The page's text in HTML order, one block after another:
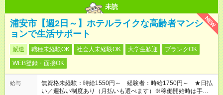
未読
NEW
浦安市【週2日～】ホテルライクな高齢者マンシ
ョンで生活サポート
派遣 職種未経験OK 社会人未経験OK 大学生歓迎
ブランクOK
WEB登録・面接OK
給与
無資格未経験：時給1550円～ 経験者：時給1750円～ ★日払
い／週払い制度あり（月払いも選べます）※稼働開始時は手続き